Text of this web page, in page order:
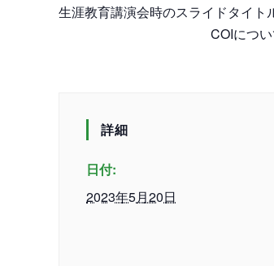
生涯教育講演会時のスライドタイト
COIにつ
詳細
日付:
2023年5月20日